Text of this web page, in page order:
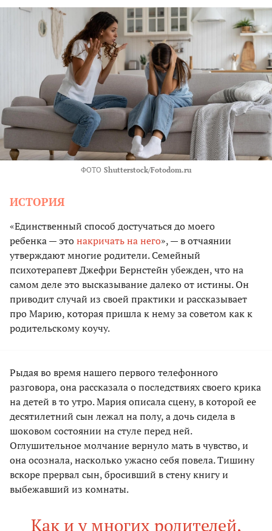
ФОТО Shutterstock/Fotodom.ru
ИСТОРИЯ
«Единственный способ достучаться до моего
ребенка — этонакричать на него», — в отчаянии
утверждают многие родители. Семейный
психотерапевт Джефри Бернстейн убежден, что на
самом деле это высказывание далеко от истины. Он
приводит случай из своей практики и рассказывает
про Марию, которая пришла к нему за советом как к
родительскому коучу.
Рыдая во время нашего первого телефонного
разговора, она рассказала о последствиях своего крика
на детей в то утро. Мария описала сцену, в которой ее
десятилетний сын лежал на полу, а дочь сидела в
шоковом состоянии на стуле перед ней.
Оглушительное молчание вернуло мать в чувство, и
она осознала, насколько ужасно себя повела. Тишину
вскоре прервал сын, бросивший в стену книгу и
выбежавший из комнаты.
Как и у многих родителей,